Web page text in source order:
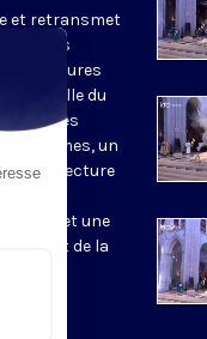
et retransmet
de Paris
des Heures
solennelle du
après
Psaumes, un
une lecture
du
et une
et de la